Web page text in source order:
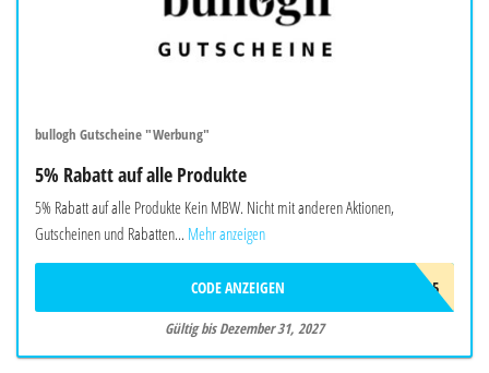
bullogh Gutscheine "Werbung"
5% Rabatt auf alle Produkte
5% Rabatt auf alle Produkte Kein MBW. Nicht mit anderen Aktionen,
Gutscheinen und Rabatten... Mehr anzeigen
BIO5
CODE ANZEIGEN
Gültig bis Dezember 31, 2027